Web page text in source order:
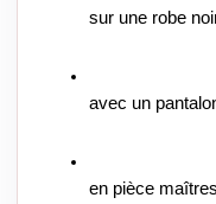
sur une robe
avec un
en pièce